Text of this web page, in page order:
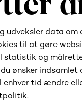
sendes Forsinkelse
skabt, hvis den
sendes når
forsinkelse kan